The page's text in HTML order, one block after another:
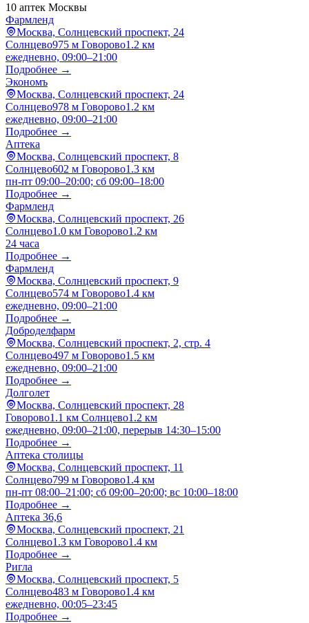
10 аптек Москвы
Фармленд
Москва, Солнцевский проспект, 24
Солнцево975 м Говорово1.2 км
ежедневно, 09:00–21:00
Подробнее →
Экономъ
Москва, Солнцевский проспект, 24
Солнцево978 м Говорово1.2 км
ежедневно, 09:00–21:00
Подробнее →
Аптека
Москва, Солнцевский проспект, 8
Солнцево602 м Говорово1.3 км
пн-пт 09:00–20:00; сб 09:00–18:00
Подробнее →
Фармленд
Москва, Солнцевский проспект, 26
Солнцево1.0 км Говорово1.2 км
24 часа
Подробнее →
Фармленд
Москва, Солнцевский проспект, 9
Солнцево574 м Говорово1.4 км
ежедневно, 09:00–21:00
Подробнее →
Доброделфарм
Москва, Солнцевский проспект, 2, стр. 4
Солнцево497 м Говорово1.5 км
ежедневно, 09:00–21:00
Подробнее →
Долголет
Москва, Солнцевский проспект, 28
Говорово1.1 км Солнцево1.2 км
ежедневно, 09:00–21:00, перерыв 14:30–15:00
Подробнее →
Аптека столицы
Москва, Солнцевский проспект, 11
Солнцево799 м Говорово1.4 км
пн-пт 08:00–21:00; сб 09:00–20:00; вс 10:00–18:00
Подробнее →
Аптека 36,6
Москва, Солнцевский проспект, 21
Солнцево1.3 км Говорово1.4 км
Подробнее →
Ригла
Москва, Солнцевский проспект, 5
Солнцево483 м Говорово1.4 км
ежедневно, 00:05–23:45
Подробнее →